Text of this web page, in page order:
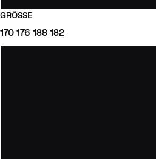
GRÖSSE
170 176 188 182